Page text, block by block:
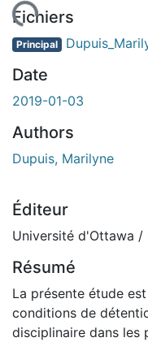
Fichiers
Principal
Date
2019-01-03
Authors
Dupuis, Marilyne
Éditeur
Université d'Ottawa
Résumé
La présente étude
conditions de
disciplinaire dans les